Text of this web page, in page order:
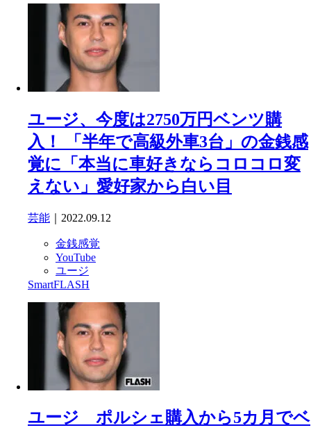
ユージ、今度は2750万円ベンツ購
入！ 「半年で高級外車3台」の金銭感
覚に「本当に車好きならコロコロ変
えない」愛好家から白い目
芸能 ｜2022.09.12
金銭感覚
YouTube
ユージ
SmartFLASH
ユージ ポルシェ購入から5カ月でベ